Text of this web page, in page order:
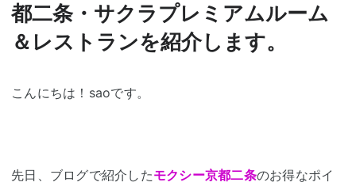
都二条・サクラプレミアムルーム
＆レストランを紹介します。
こんにちは！saoです。
先日、ブログで紹介したモクシー京都二条のお得なポイ